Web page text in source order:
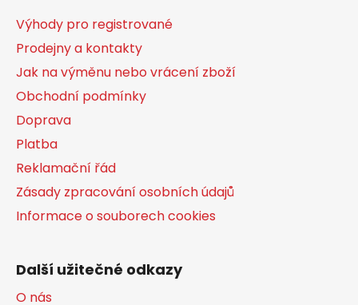
Výhody pro registrované
Prodejny a kontakty
Jak na výměnu nebo vrácení zboží
Obchodní podmínky
Doprava
Platba
Reklamační řád
Zásady zpracování osobních údajů
Informace o souborech cookies
Další užitečné odkazy
O nás